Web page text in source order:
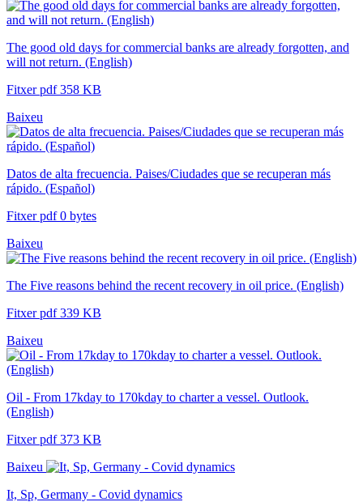
The good old days for commercial banks are already forgotten, and
will not return. (English)
Fitxer pdf 358 KB
Baixeu
Datos de alta frecuencia. Paises/Ciudades que se recuperan más
rápido. (Español)
Fitxer pdf 0 bytes
Baixeu
The Five reasons behind the recent recovery in oil price. (English)
Fitxer pdf 339 KB
Baixeu
Oil - From 17kday to 170kday to charter a vessel. Outlook.
(English)
Fitxer pdf 373 KB
Baixeu
It, Sp, Germany - Covid dynamics